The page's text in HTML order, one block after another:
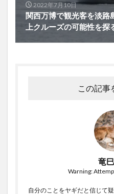
2022年7月10日
関西万博で観光客を淡
上クルーズの可能性を探
この記事
竜
Warning:
自分のことをヤギだと信じて